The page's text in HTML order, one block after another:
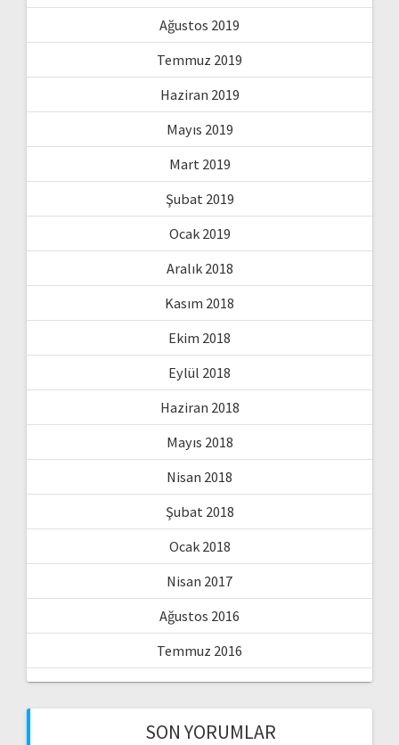
Ağustos 2019
Temmuz 2019
Haziran 2019
Mayıs 2019
Mart 2019
Şubat 2019
Ocak 2019
Aralık 2018
Kasım 2018
Ekim 2018
Eylül 2018
Haziran 2018
Mayıs 2018
Nisan 2018
Şubat 2018
Ocak 2018
Nisan 2017
Ağustos 2016
Temmuz 2016
SON YORUMLAR